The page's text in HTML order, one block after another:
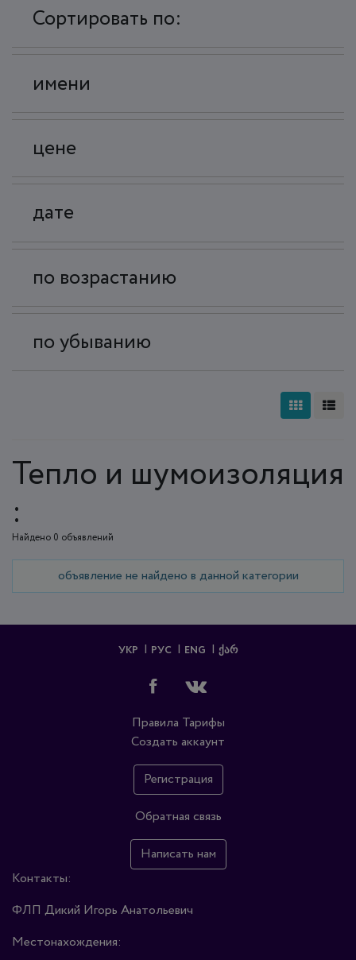
Сортировать по:
имени
цене
дате
по возрастанию
по убыванию
Тепло и шумоизоляция
:
Найдено 0 объявлений
объявление не найдено в данной категории
УКР РУС ENG ᲥᲐᲠ
Правила Тарифы
Создать аккаунт
Регистрация
Обратная связь
Написать нам
Контакты:
ФЛП Дикий Игорь Анатольевич
Местонахождения: